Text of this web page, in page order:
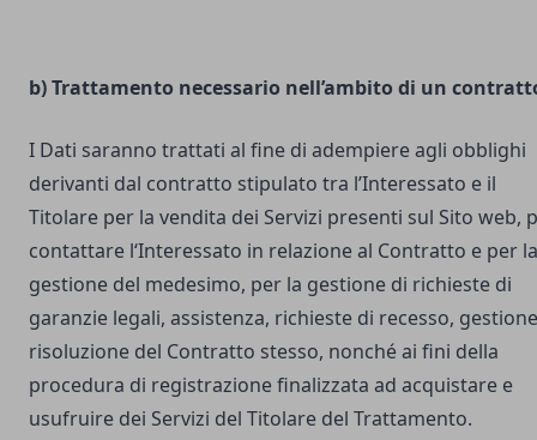
b) Trattamento necessario nell’ambito di un
I Dati saranno trattati al fine di adempiere agli obblighi
derivanti dal contratto stipulato tra l’Interessato e il
Titolare per la vendita dei Servizi presenti sul Sito web,
contattare l‘Interessato in relazione al Contratto e per la
gestione del medesimo, per la gestione di richieste di
garanzie legali, assistenza, richieste di recesso,
risoluzione del Contratto stesso, nonché ai fini della
procedura di registrazione finalizzata ad acquistare e
usufruire dei Servizi del Titolare del Trattamento.